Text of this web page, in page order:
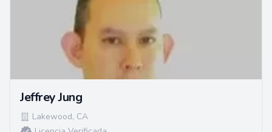
Jeffrey Jung
Lakewood, CA